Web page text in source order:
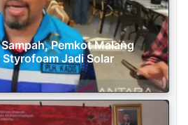
Pemkot Malang
Jadi Solar